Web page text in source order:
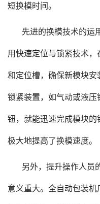
短换模时间。
先进的换模技术的运
用快速定位与锁紧技术
和定位槽，确保新模块
锁紧装置，如气动或液
钮，就能迅速完成模块的
极大地提高了换模速度。
另外，提升操作人员
意义重大。全自动包装